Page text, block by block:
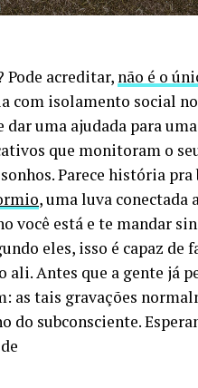
Pode acreditar, não é o
com isolamento social
uma ajudada para
que monitoram o
Parece história
, uma luva conectada
você está e te mandar
eles, isso é capaz de
ali. Antes que a gente já
as tais gravações
do subconsciente.